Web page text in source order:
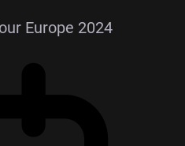
Europe 2024